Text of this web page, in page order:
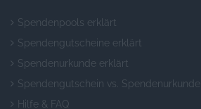
Spendenpools erklärt
Spendengutscheine erklärt
Spendenurkunde erklärt
Spendengutschein vs. Spendenurkunde
Hilfe & FAQ